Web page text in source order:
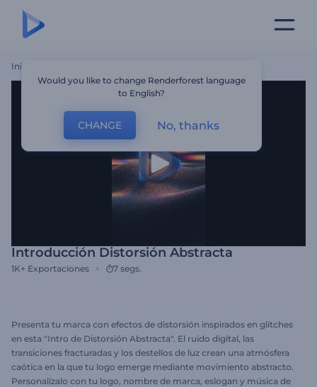
Inicio
Introducción Distorsión Abstracta
1K+ Exportaciones 7 segs.
Presenta tu marca con efectos de distorsión inspirados en glitches
en esta "Intro de Distorsión Abstracta". El ruido digital, las
transiciones fracturadas y los destellos de luz crean una atmósfera
caótica en la que tu logo emerge mediante movimiento abstracto.
Personalízalo con tu logo, nombre de marca, eslogan y música de
Would you like to change Renderforest language
to English?
CHANGE No, thanks